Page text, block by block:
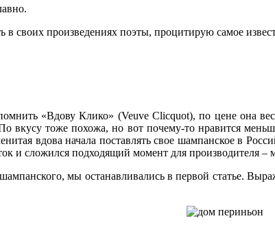
произведениях поэты, процитирую самое
«Вдову Клико» (Veuve Clicquot), по цене она
вкусу тоже похожа, но вот почему-то нравится
вдова начала поставлять свое шампанское в
и сложился подходящий момент для производителя –
мы останавливались в первой статье.